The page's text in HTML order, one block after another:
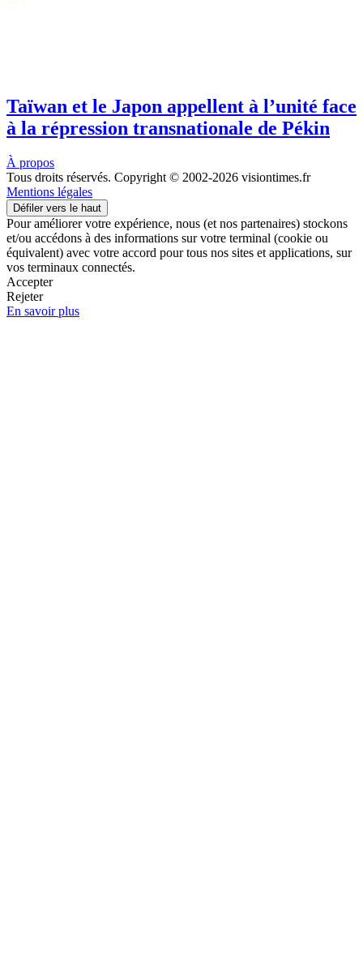
Taïwan et le Japon appellent à l’unité face
à la répression transnationale de Pékin
À propos
Tous droits réservés. Copyright © 2002-2026 visiontimes.fr
Mentions légales
Défiler vers le haut
Pour améliorer votre expérience, nous (et nos partenaires) stockons
et/ou accédons à des informations sur votre terminal (cookie ou
équivalent) avec votre accord pour tous nos sites et applications, sur
vos terminaux connectés.
Accepter
Rejeter
En savoir plus